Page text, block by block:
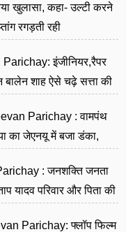
खुलासा, कहा- उल्टी करने
रगड़ती रही
इंजीनियर,रैपर
बालेन शाह ऐसे चढ़े सत्ता की
Parichay : वामपंथ
का जेएनयू में बजा डंका,
: जनशक्ति जनता
यादव परिवार और पिता की
Parichay: फ्लॉप फिल्म